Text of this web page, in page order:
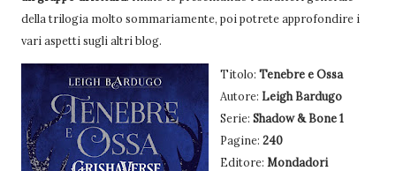
della trilogia molto sommariamente, poi potrete approfondire i
vari aspetti sugli altri blog.
Titolo: Tenebre e Ossa
Autore: Leigh Bardugo
Serie: Shadow & Bone 1
Pagine: 240
Editore: Mondadori